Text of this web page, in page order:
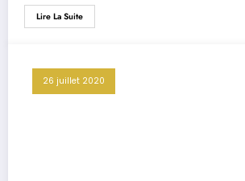
Lire La Suite
26 juillet 2020